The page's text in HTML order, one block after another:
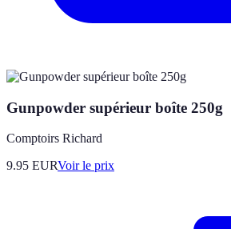
Gunpowder supérieur boîte 250g
Comptoirs Richard
9.95 EURVoir le prix